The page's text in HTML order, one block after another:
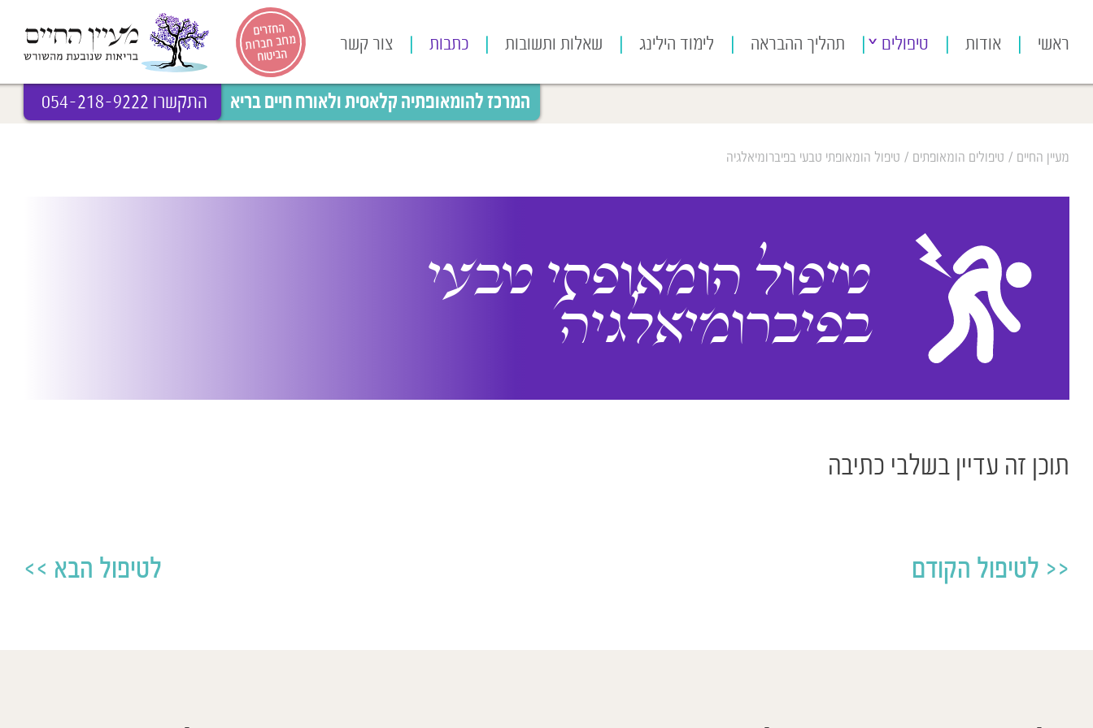
החזרים
מרוב חברות
הביטוח
ראשי אודות טיפולים תהליך ההבראה לימוד הילינג שאלות ותשובות כתבות צור קשר
המרכז להומאופתיה קלאסית ולאורח חיים בריא התקשרו 054-218-9222
מעיין החיים / טיפולים הומאופתים / טיפול הומאופתי טבעי בפיברומיאלגיה
טיפול הומאופתי טבעי
בפיברומיאלגיה
תוכן זה עדיין בשלבי כתיבה
לטיפול הקודם לטיפול הבא